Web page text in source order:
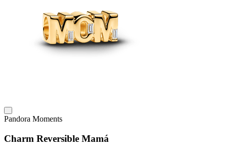
Pandora Moments
Charm Reversible Mamá